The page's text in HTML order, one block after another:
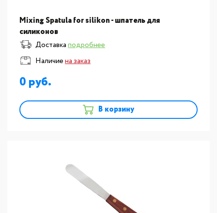
Mixing Spatula for silikon - шпатель для
силиконов
Доставкаподробнее
Наличиена заказ
0
В корзину